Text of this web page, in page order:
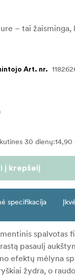
Art. nr.
30 dienų:14,90
į krepšelį
specifikacija
spalvotas
pasaulį
efektų mėlyna
žydra, o